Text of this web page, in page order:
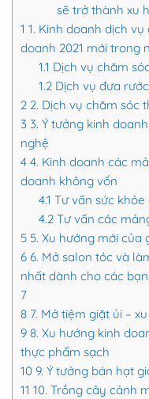
sẽ trở thành xu
1 1. Kinh doanh dịch
doanh 2021 mới trong
1.1 Dịch vụ chăm
1.2Dịch vụ đưa
2 2. Dịch vụ chăm sóc
3 3. Ý tưởng kinh
nghệ
4 4. Kinh doanh các
doanh không vốn
4.1 Tư vấn sức
4.2Tư vấn các
5 5. Xu hướng mới
6 6. Mở salon tóc và
nhất dành cho các
7
8 7. Mở tiệm giặt ủi –
9 8. Xu hướng kinh
thực phẩm sạch
10 9. Ý tưởng bán hạt
11 10. Trồng cây cảnh